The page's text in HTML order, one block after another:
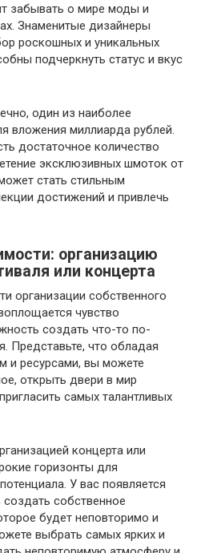
забывать о мире моды и
Знаменитые дизайнеры
роскошных и уникальных
подчеркнуть статус и вкус
один из наиболее
вложения миллиарда рублей.
достаточное количество
эксклюзивных шмоток от
стать стильным
достижений и привлечь
организацию
или концерта
организации собственного
чувство
создать что-то по-
что обладая
и ресурсами, вы можете
открыть двери в мир
самых талантливых
концерта или
горизонты для
У вас появляется
собственное
будет неповторимо и
выбрать самых ярких и